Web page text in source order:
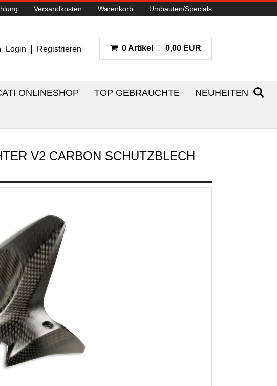
Versandkosten Warenkorb Umbauten/Specials
Login Registrieren 0 Artikel 0,00 EUR
ONLINESHOP TOP GEBRAUCHTE NEUHEITEN
V2 CARBON SCHUTZBLECH